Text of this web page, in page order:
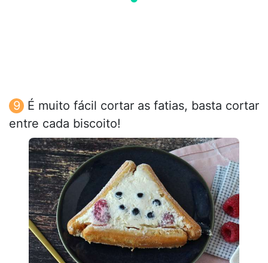
É muito fácil cortar as fatias, basta cortar
entre cada biscoito!